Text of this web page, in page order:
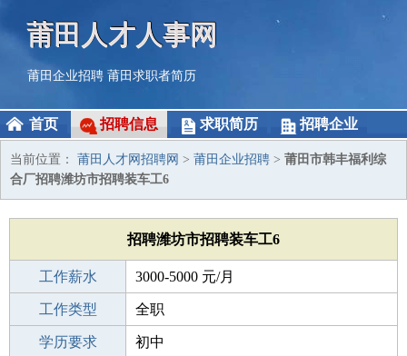
莆田人才人事网
莆田企业招聘 莆田求职者简历
首页 招聘信息 求职简历 招聘企业
当前位置： 莆田人才网招聘网 > 莆田企业招聘 > 莆田市韩丰福利综
合厂招聘潍坊市招聘装车工6
招聘潍坊市招聘装车工6
工作薪水 3000-5000 元/月
招聘人数 10人
工作类型 全职
性别要求 -
学历要求 初中